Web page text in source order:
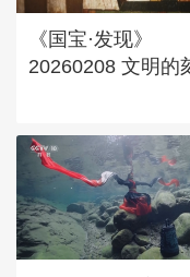
《国宝·发现》
20260208 文明的